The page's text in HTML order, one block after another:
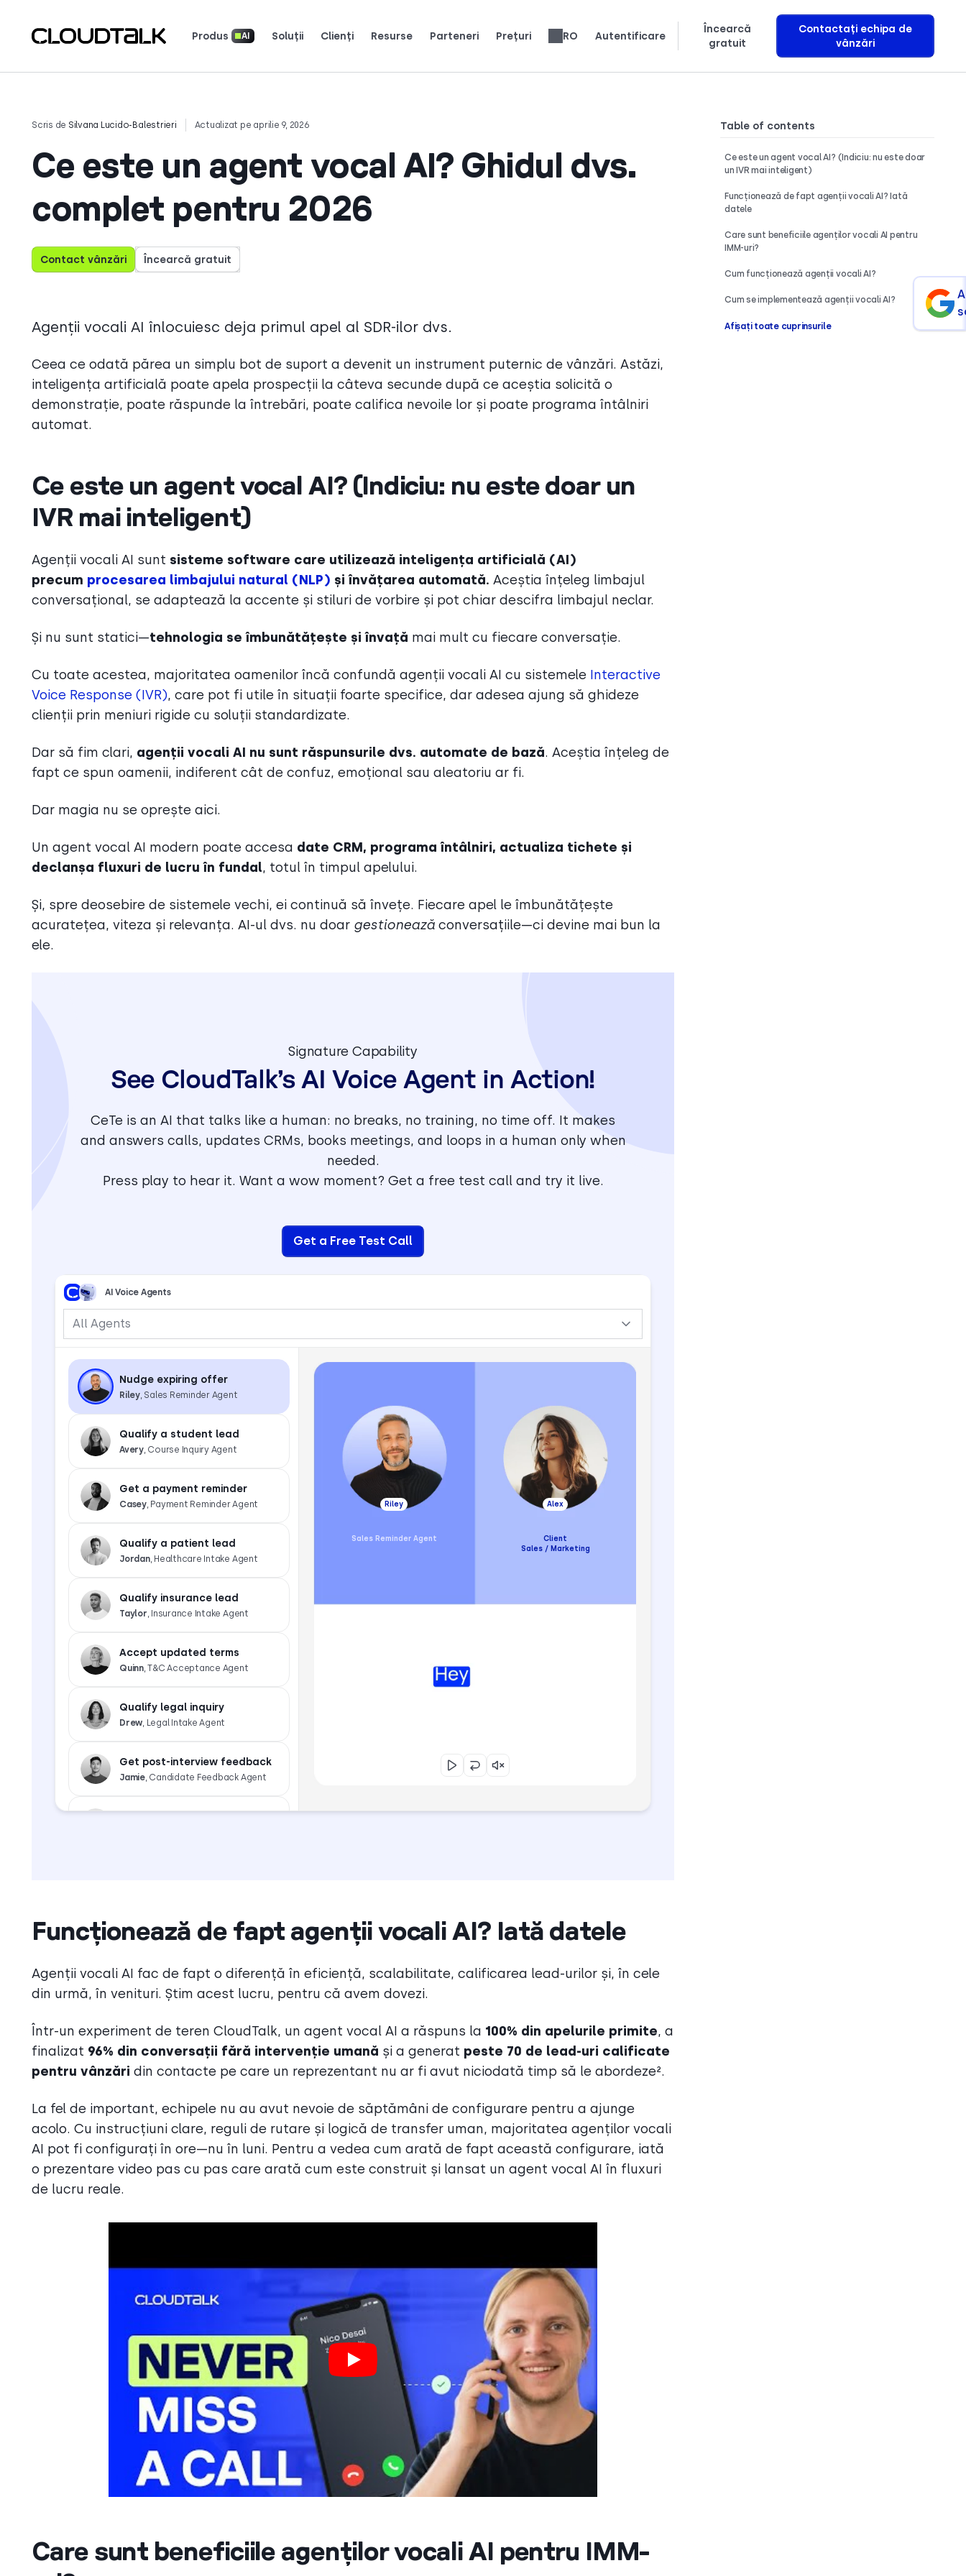
Produs AI Soluții Clienți Resurse Parteneri Prețuri RO Autentificare
Încearcă
gratuit
Contactați echipa de
vânzări
Table of contents
Ce este un agent vocal AI? (Indiciu: nu este doar
un IVR mai inteligent)
Funcționează de fapt agenții vocali AI? Iată
datele
Care sunt beneficiile agenților vocali AI pentru
IMM-uri?
Cum funcționează agenții vocali AI?
Cum se implementează agenții vocali AI?
Afișați toate cuprinsurile
Scris de Silvana Lucido-Balestrieri Actualizat pe aprilie 9, 2026
Ce este un agent vocal AI? Ghidul dvs.
complet pentru 2026
Contact vânzări Încearcă gratuit
Agenții vocali AI înlocuiesc deja primul apel al SDR-ilor dvs.
Ceea ce odată părea un simplu bot de suport a devenit un instrument puternic de vânzări. Astăzi,
inteligența artificială poate apela prospecții la câteva secunde după ce aceștia solicită o
demonstrație, poate răspunde la întrebări, poate califica nevoile lor și poate programa întâlniri
automat.
Ce este un agent vocal AI? (Indiciu: nu este doar un
IVR mai inteligent)
Agenții vocali AI sunt sisteme software care utilizează inteligența artificială (AI)
precum procesarea limbajului natural (NLP) și învățarea automată. Aceștia înțeleg limbajul
conversațional, se adaptează la accente și stiluri de vorbire și pot chiar descifra limbajul neclar.
Și nu sunt statici—tehnologia se îmbunătățește și învață mai mult cu fiecare conversație.
Cu toate acestea, majoritatea oamenilor încă confundă agenții vocali AI cu sistemele Interactive
Voice Response (IVR), care pot fi utile în situații foarte specifice, dar adesea ajung să ghideze
clienții prin meniuri rigide cu soluții standardizate.
Dar să fim clari, agenții vocali AI nu sunt răspunsurile dvs. automate de bază. Aceștia înțeleg de
fapt ce spun oamenii, indiferent cât de confuz, emoțional sau aleatoriu ar fi.
Dar magia nu se oprește aici.
Un agent vocal AI modern poate accesa date CRM, programa întâlniri, actualiza tichete și
declanșa fluxuri de lucru în fundal, totul în timpul apelului.
Și, spre deosebire de sistemele vechi, ei continuă să învețe. Fiecare apel le îmbunătățește
acuratețea, viteza și relevanța. AI-ul dvs. nu doar gestionează conversațiile—ci devine mai bun la
ele.
Signature Capability
See CloudTalk’s AI Voice Agent in Action!
CeTe is an AI that talks like a human: no breaks, no training, no time off. It makes
and answers calls, updates CRMs, books meetings, and loops in a human only when
needed.
Press play to hear it. Want a wow moment? Get a free test call and try it live.
Get a Free Test Call
AI Voice Agents
All Agents
Nudge expiring offer
Riley, Sales Reminder Agent
Qualify a student lead
Avery, Course Inquiry Agent
Get a payment reminder
Casey, Payment Reminder Agent
Qualify a patient lead
Jordan, Healthcare Intake Agent
Qualify insurance lead
Taylor , Insurance Intake Agent
Accept updated terms
Quinn, T&C Acceptance Agent
Qualify legal inquiry
Drew , Legal Intake Agent
Get post-interview feedback
Jamie, Candidate Feedback Agent
Pre-screen a candidate
Get a renewal reminder
Logan, Subscription Renewal Agent
Get CSAT after support
Morgan, CX Feedback Agent
Get NPS or demo feedback
Parker, Post-Sales Feedback Agent
Blake, Trial Signup Qualifier
Riley
Sales Reminder Agent
Alex
Client
Sales / Marketing
Funcționează de fapt agenții vocali AI? Iată datele
Agenții vocali AI fac de fapt o diferență în eficiență, scalabilitate, calificarea lead-urilor și, în cele
din urmă, în venituri. Știm acest lucru, pentru că avem dovezi.
Într-un experiment de teren CloudTalk, un agent vocal AI a răspuns la 100% din apelurile primite, a
finalizat 96% din conversații fără intervenție umană și a generat peste 70 de lead-uri calificate
pentru vânzări din contacte pe care un reprezentant nu ar fi avut niciodată timp să le abordeze².
La fel de important, echipele nu au avut nevoie de săptămâni de configurare pentru a ajunge
acolo. Cu instrucțiuni clare, reguli de rutare și logică de transfer uman, majoritatea agenților vocali
AI pot fi configurați în ore—nu în luni. Pentru a vedea cum arată de fapt această configurare, iată
o prezentare video pas cu pas care arată cum este construit și lansat un agent vocal AI în fluxuri
de lucru reale.
Care sunt beneficiile agenților vocali AI pentru IMM-